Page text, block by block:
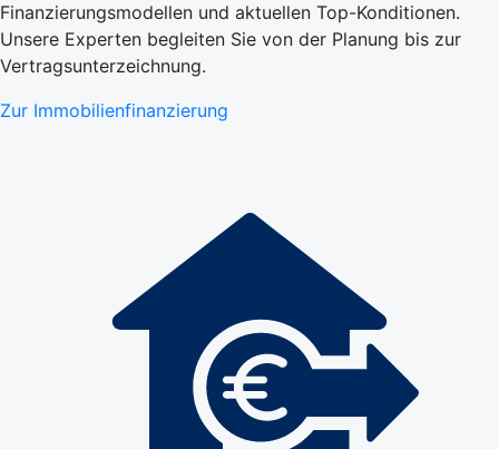
Finanzierungsmodellen und aktuellen Top-Konditionen.
Unsere Experten begleiten Sie von der Planung bis zur
Vertragsunterzeichnung.
Zur Immobilienfinanzierung